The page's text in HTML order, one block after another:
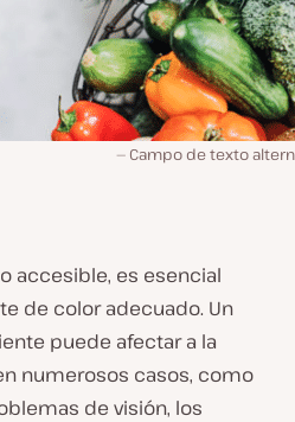
Campo de texto
accesible, es esencial
de color adecuado. Un
puede afectar a la
numerosos casos, como
de visión, los